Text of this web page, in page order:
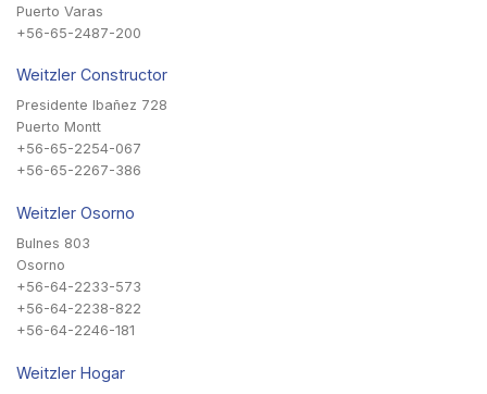
Puerto Varas
+56-65-2487-200
Weitzler Constructor
Presidente Ibañez 728
Puerto Montt
+56-65-2254-067
+56-65-2267-386
Weitzler Osorno
Bulnes 803
Osorno
+56-64-2233-573
+56-64-2238-822
+56-64-2246-181
Weitzler Hogar